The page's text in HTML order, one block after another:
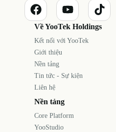
Về YooTek Holdings
Kết nối với YooTek
Giới thiệu
Nền tảng
Tin tức - Sự kiện
Liên hệ
Nền tảng
Core Platform
YooStudio